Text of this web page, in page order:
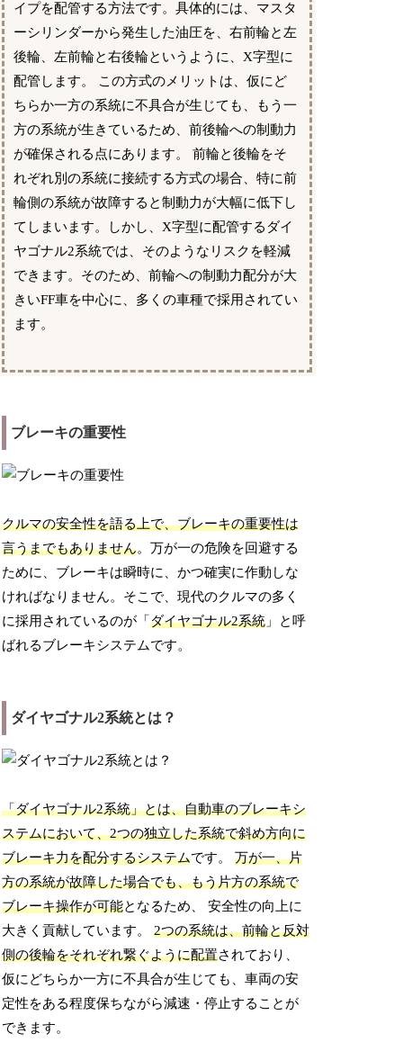
イプを配管する方法です。具体的には、マスタ
ーシリンダーから発生した油圧を、右前輪と左
後輪、左前輪と右後輪というように、X字型に
配管します。 この方式のメリットは、仮にど
ちらか一方の系統に不具合が生じても、もう一
方の系統が生きているため、前後輪への制動力
が確保される点にあります。 前輪と後輪をそ
れぞれ別の系統に接続する方式の場合、特に前
輪側の系統が故障すると制動力が大幅に低下し
てしまいます。しかし、X字型に配管するダイ
ヤゴナル2系統では、そのようなリスクを軽減
できます。そのため、前輪への制動力配分が大
きいFF車を中心に、多くの車種で採用されてい
ます。
ブレーキの重要性
クルマの安全性を語る上で、ブレーキの重要性は
言うまでもありません。万が一の危険を回避する
ために、ブレーキは瞬時に、かつ確実に作動しな
ければなりません。そこで、現代のクルマの多く
に採用されているのが「ダイヤゴナル2系統 」と呼
ばれるブレーキシステムです。
ダイヤゴナル2系統とは？
「ダイヤゴナル2系統」とは、自動車のブレーキシ
ステムにおいて、2つの独立した系統で斜め方向に
ブレーキ力を配分するシステムです。万が一、片
方の系統が故障した場合でも、もう片方の系統で
ブレーキ操作が可能となるため、 安全性の向上に
大きく貢献しています。2つの系統は、前輪と反対
側の後輪をそれぞれ繋ぐように配置されており、
仮にどちらか一方に不具合が生じても、車両の安
定性をある程度保ちながら減速・停止することが
できます。